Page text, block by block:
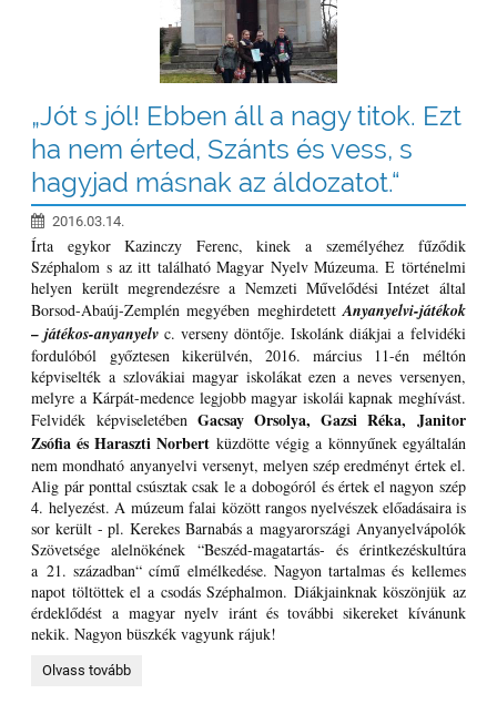
„Jót s jól! Ebben áll a nagy titok. Ezt
ha nem érted, Szánts és vess, s
hagyjad másnak az áldozatot.“
2016.03.14.
Írta egykor Kazinczy Ferenc, kinek a személyéhez fűződik
Széphalom s az itt található Magyar Nyelv Múzeuma. E történelmi
helyen került megrendezésre a Nemzeti Művelődési Intézet által
Borsod-Abaúj-Zemplén megyében meghirdetett Anyanyelvi-játékok
– játékos-anyanyelvc. verseny döntője. Iskolánk diákjai a felvidéki
fordulóból győztesen kikerülvén, 2016. március 11-én méltón
képviselték a szlovákiai magyar iskolákat ezen a neves versenyen,
melyre a Kárpát-medence legjobb magyar iskolái kapnak meghívást.
Felvidék képviseletében Gacsay Orsolya, Gazsi Réka, Janitor
Zsófia és Haraszti Norbert küzdötte végig a könnyűnek egyáltalán
nem mondható anyanyelvi versenyt, melyen szép eredményt értek el.
Alig pár ponttal csúsztak csak le a dobogóról és értek el nagyon szép
4. helyezést. A múzeum falai között rangos nyelvészek előadásaira is
sor került - pl. Kerekes Barnabás a magyarországi Anyanyelvápolók
Szövetsége alelnökének “Beszéd-magatartás- és érintkezéskultúra
a 21. században“ című elmélkedése. Nagyon tartalmas és kellemes
napot töltöttek el a csodás Széphalmon. Diákjainknak köszönjük az
érdeklődést a magyar nyelv iránt és további sikereket kívánunk
nekik. Nagyon büszkék vagyunk rájuk!
„Jót
Olvass tovább